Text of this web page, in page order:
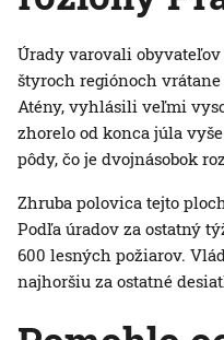
Úrady varovali
štyroch regiónoch
Atény, vyhlásili veľmi
zhorelo od konca júla
pôdy, čo je dvojnásobok
Zhruba polovica tejto
Podľa úradov za ostatný
600 lesných požiarov.
najhoršiu za ostatné